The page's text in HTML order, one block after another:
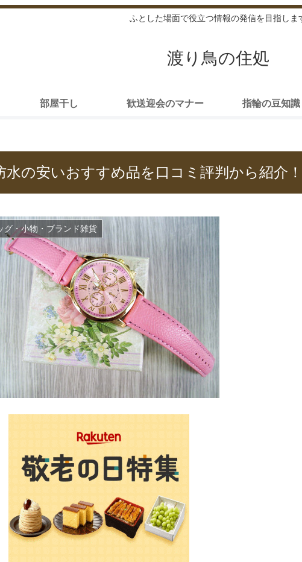
ふとした場面で役立つ情報の発信を目指しま
渡り鳥の住処
部屋干し 歓送迎会のマナー 指輪の豆知識
の安いおすすめ品を口コミ評判から紹介！
グ・小物・ブランド雑貨